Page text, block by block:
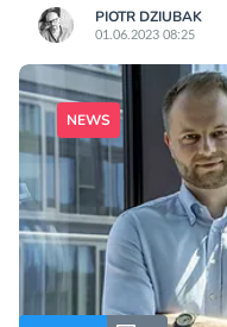
PIOTR DZIUBAK
01.06.2023 08:25
NEWS